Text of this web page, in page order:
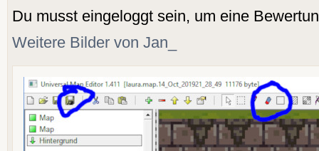
Du musst eingeloggt sein, um eine
Weitere Bilder von Jan_